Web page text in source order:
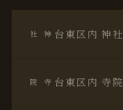
神社 台東区内 神社
寺院 台東区内 寺院